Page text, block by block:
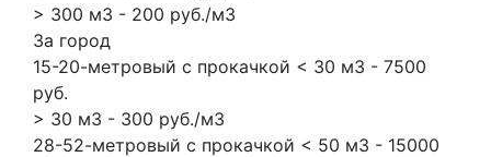
> 300 м3 - 200 руб./м3
За город
15-20-метровый с прокачкой < 30 м3 - 7500
руб.
> 30 м3 - 300 руб./м3
28-52-метровый с прокачкой < 50 м3 - 15000